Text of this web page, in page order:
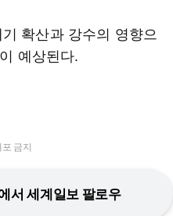
확산과 강수의 영향으
예상된다.
금지
서 세계일보 팔로우